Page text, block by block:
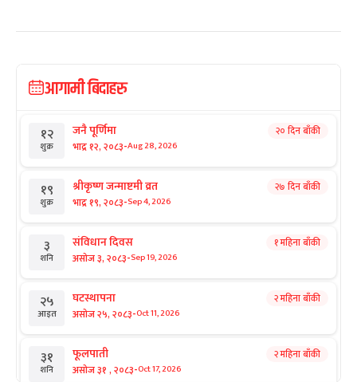
आगामी बिदाहरु
१२
शुक्र
जनै पूर्णिमा
भाद्र १२, २०८३-Aug 28, 2026
२० दिन बाँकी
१९
शुक्र
श्रीकृष्ण जन्माष्टमी व्रत
भाद्र १९, २०८३-Sep 4, 2026
२७ दिन बाँकी
३
शनि
संविधान दिवस
असोज ३, २०८३-Sep 19, 2026
१ महिना बाँकी
२५
आइत
घटस्थापना
असोज २५, २०८३-Oct 11, 2026
२ महिना बाँकी
३१
शनि
फूलपाती
असोज ३१ , २०८३-Oct 17, 2026
२ महिना बाँकी